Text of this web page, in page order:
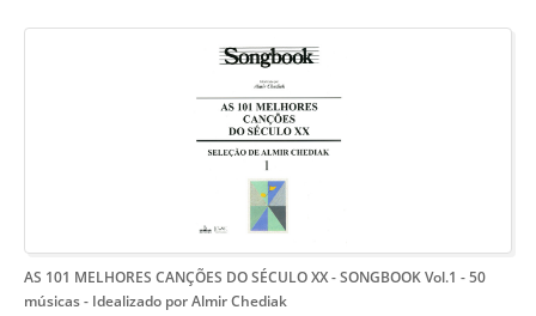
AS 101 MELHORES CANÇÕES DO SÉCULO XX - SONGBOOK Vol.1 - 50
músicas - Idealizado por Almir Chediak